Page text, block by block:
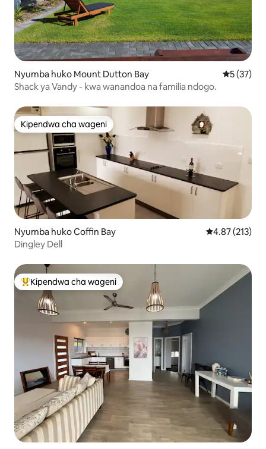
Nyumba huko Mount Dutton Bay Ukadiriaji
5 (37)
Shack ya Vandy - kwa wanandoa na familia ndogo.
Kipendwa cha wageni
Kipendwa cha wageni
Nyumba huko Coffin Bay Ukadiriaji wa
4.87 (213)
Dingley Dell
Kipendwa maarufu cha wageni
Kipendwa cha wageni